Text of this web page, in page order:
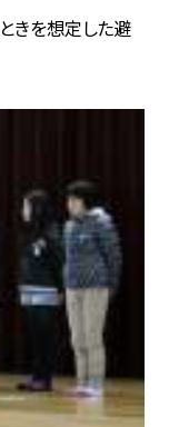
きを想定した避